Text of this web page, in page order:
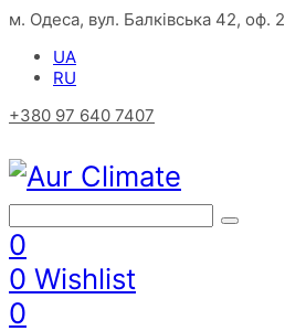
м. Одеса, вул. Балківська 42, оф. 2
UA
RU
+380 97 640 7407
0
0 Wishlist
0